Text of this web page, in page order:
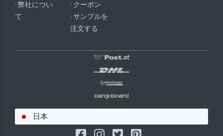
· 弊社につい
て
· クーポン
· サンプルを
注文する
日本